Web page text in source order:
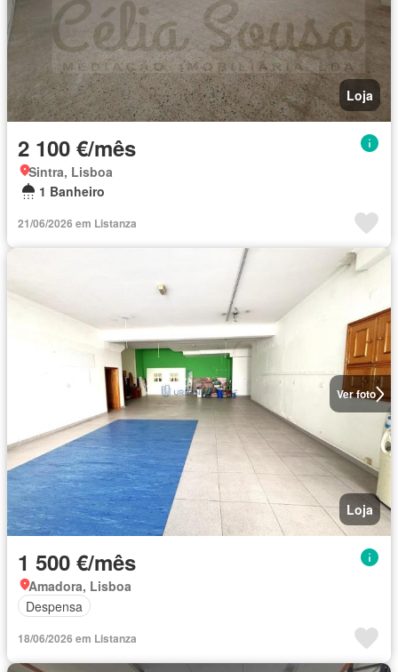
Loja
2 100 €/mês
Sintra, Lisboa
1 Banheiro
21/06/2026 em Listanza
Ver foto
Loja
1 500 €/mês
Amadora, Lisboa
Despensa
18/06/2026 em Listanza